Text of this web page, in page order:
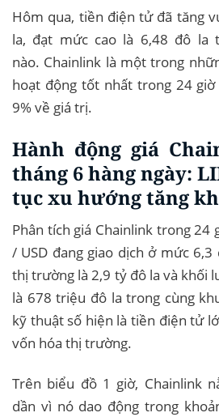
Hôm qua, tiền điện tử đã tăng
la, đạt mức cao là 6,48 đô la
nào. Chainlink là một trong
hoạt động tốt nhất trong 24
9% về giá trị.
Hành động giá
tháng 6 hàng ngày:
tục xu hướng tăng
Phân tích giá Chainlink trong 24
/ USD đang giao dịch ở mức
thị trường là 2,9 tỷ đô la và khối
là 678 triệu đô la trong cùng
kỹ thuật số hiện là tiền điện tử
vốn hóa thị trường.
Trên biểu đồ 1 giờ, Chainlink
dần vì nó dao động trong